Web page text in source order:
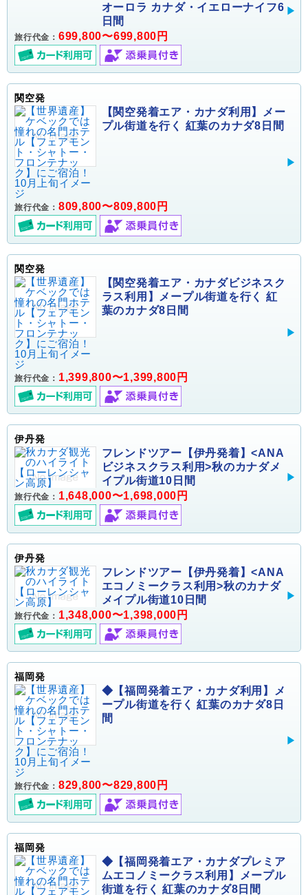
オーロラ カナダ・イエローナイフ6
日間
旅行代金： 699,800〜699,800円
関空発
【関空発着エア・カナダ利用】メー
プル街道を行く 紅葉のカナダ8日間
旅行代金： 809,800〜809,800円
関空発
【関空発着エア・カナダビジネスク
ラス利用】メープル街道を行く 紅
葉のカナダ8日間
旅行代金： 1,399,800〜1,399,800円
伊丹発
フレンドツアー【伊丹発着】<ANA
ビジネスクラス利用>秋のカナダメ
イプル街道10日間
旅行代金： 1,648,000〜1,698,000円
伊丹発
フレンドツアー【伊丹発着】<ANA
エコノミークラス利用>秋のカナダ
メイプル街道10日間
旅行代金： 1,348,000〜1,398,000円
福岡発
◆【福岡発着エア・カナダ利用】メ
ープル街道を行く 紅葉のカナダ8日
間
旅行代金： 829,800〜829,800円
福岡発
◆【福岡発着エア・カナダプレミア
ムエコノミークラス利用】メープル
街道を行く 紅葉のカナダ8日間